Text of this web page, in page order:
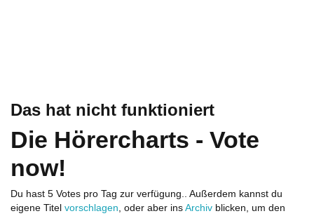
Das hat nicht funktioniert
Die Hörercharts - Vote
now!
Du hast 5 Votes pro Tag zur verfügung.. Außerdem kannst du
eigene Titel vorschlagen, oder aber ins Archiv blicken, um den